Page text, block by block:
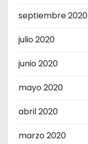
septiembre 2020
julio 2020
junio 2020
mayo 2020
abril 2020
marzo 2020